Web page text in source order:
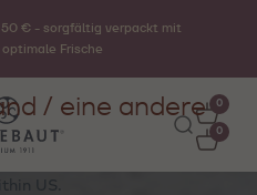
50 € - sorgfältig verpackt mit
Frische
0
0
/ eine andere
US